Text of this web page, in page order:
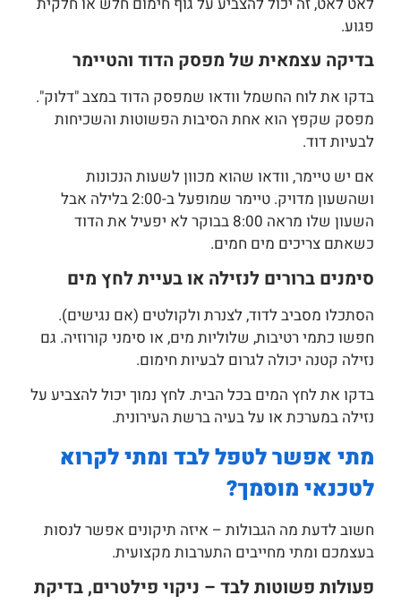
פגוע.
בדיקה עצמאית של מפסק הדוד והטיימר
בדקו את לוח החשמל וודאו שמפסק הדוד במצב "דלוק".
מפסק שקפץ הוא אחת הסיבות הפשוטות והשכיחות
לבעיות דוד.
אם יש טיימר, וודאו שהוא מכוון לשעות הנכונות
ושהשעון מדויק. טיימר שמופעל ב-2:00 בלילה אבל
השעון שלו מראה 8:00 בבוקר לא יפעיל את הדוד
כשאתם צריכים מים חמים.
סימנים ברורים לנזילה או בעיית לחץ מים
הסתכלו מסביב לדוד, לצנרת ולקולטים (אם נגישים).
חפשו כתמי רטיבות, שלוליות מים, או סימני קורוזיה. גם
נזילה קטנה יכולה לגרום לבעיות חימום.
בדקו את לחץ המים בכל הבית. לחץ נמוך יכול להצביע על
נזילה במערכת או על בעיה ברשת העירונית.
מתי אפשר לטפל לבד ומתי לקרוא
לטכנאי מוסמך?
חשוב לדעת מה הגבולות – איזה תיקונים אפשר לנסות
בעצמכם ומתי מחייבים התערבות מקצועית.
פעולות פשוטות לבד – ניקוי פילטרים, בדיקת